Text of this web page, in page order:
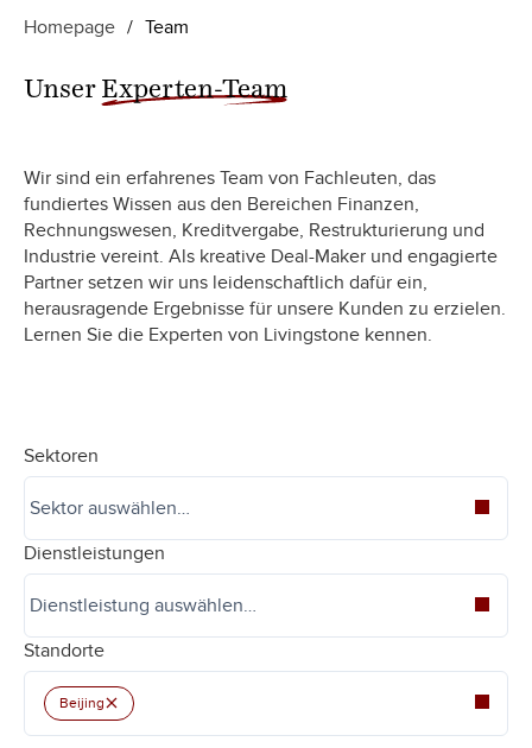
Homepage / Team
Unser Experten-Team
Wir sind ein erfahrenes Team von Fachleuten, das
fundiertes Wissen aus den Bereichen Finanzen,
Rechnungswesen, Kreditvergabe, Restrukturierung und
Industrie vereint. Als kreative Deal-Maker und engagierte
Partner setzen wir uns leidenschaftlich dafür ein,
herausragende Ergebnisse für unsere Kunden zu erzielen.
Lernen Sie die Experten von Livingstone kennen.
Sektoren
Dienstleistungen
Standorte
Beijing×